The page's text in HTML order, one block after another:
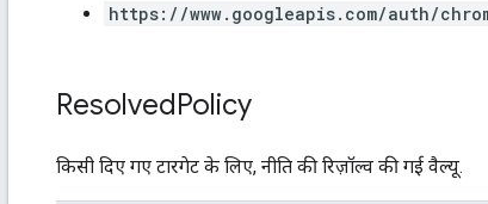
https://www.googleapis.com/auth/
ResolvedPolicy
किसी दिए गए टारगेट के लिए, नीति की रिज़ॉल्व की गई वैल्यू.